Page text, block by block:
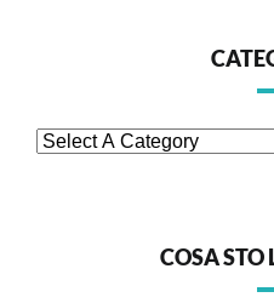
COSA STO